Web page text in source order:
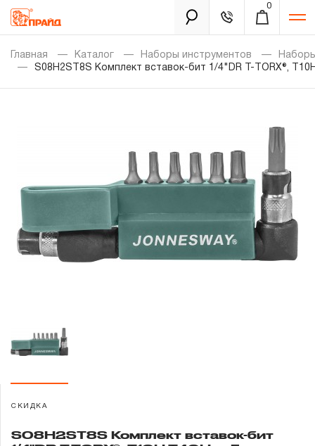
0
Каталог
Уцененный товар
О нас
Гарантия и сервис
Партнерам
Контакты
Главная Каталог Наборы инструментов
S08H2ST8S Комплект вставок-бит 1/4"DR T-TORX®,
СКИДКА
S08H2ST8S Комплект вставок-бит